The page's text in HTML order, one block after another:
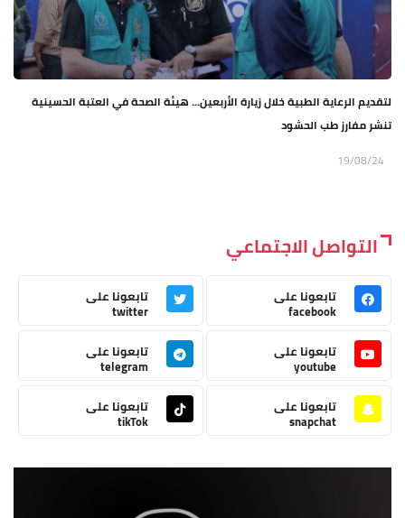
لتقديم الرعاية الطبية خلال زيارة الأربعين... هيئة الصحة في العتبة الحسينية
تنشر مفارز طب الحشود
19/08/24
التواصل الاجتماعي
تابعونا على
facebook
تابعونا على
twitter
تابعونا على
youtube
تابعونا على
telegram
تابعونا على
snapchat
تابعونا على
tikTok